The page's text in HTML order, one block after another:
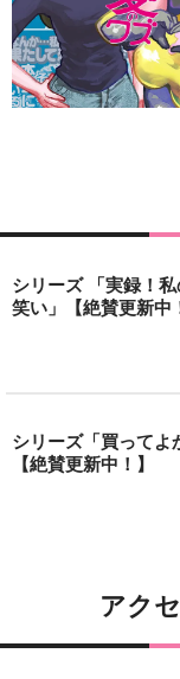
シリーズ 「実録！
笑い」【絶賛更新中
シリーズ「買ってよ
【絶賛更新中！】
アク